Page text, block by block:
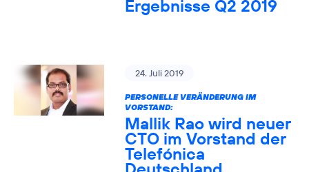
Ergebnisse Q2 2019
24. Juli 2019
PERSONELLE VERÄNDERUNG IM
VORSTAND:
Mallik Rao wird neuer
CTO im Vorstand der
Telefónica